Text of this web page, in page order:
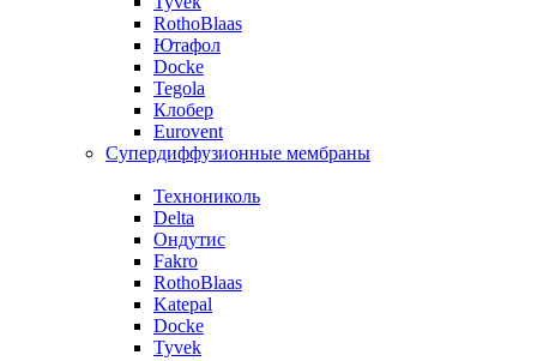
RothoBlaas
Ютафол
Docke
Tegola
Клобер
Eurovent
Супердиффузионные мембраны
Технониколь
Delta
Ондутис
Fakro
RothoBlaas
Katepal
Docke
Tyvek